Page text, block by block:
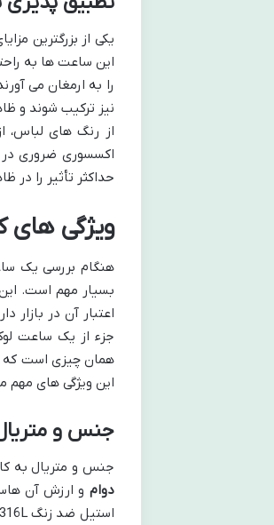
یکی از بزرگترین
این ساعت ها به
را به ارمغان می
نیز ترکیب شوند و
از رنگ های لباس،
اکسسوری ضروری در
حداکثر تأثیر را
ویژگی
هنگام بررسی یک
بسیار مهم است.
اعتبار آن در بازار
جزء از یک ساعت
همان چیزی است
این ویژگی های مهم
جنس و
جنس و متریال به
دوام و ارزش آن
استیل ضد زنگ 316L با